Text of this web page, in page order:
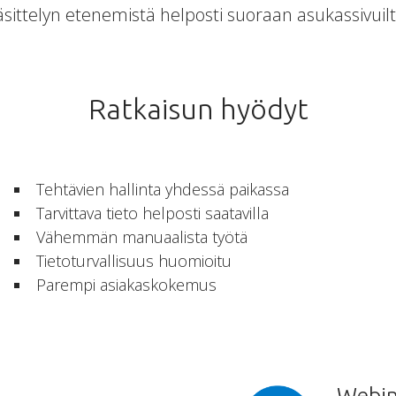
etenemistä helposti suoraan
Ratkaisun hyödyt
Tehtävien hallinta yhdessä paikassa
Tarvittava tieto helposti saatavilla
Vähemmän manuaalista työtä
Tietoturvallisuus huomioitu
Parempi asiakaskokemus